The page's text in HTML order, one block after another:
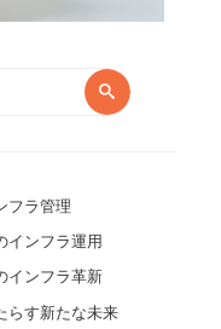
ラ管理
ンフラ運用
ンフラ革新
す新たな未来